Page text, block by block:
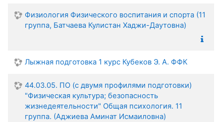
Физиология Физического воспитания и спорта (11
группа, Батчаева Кулистан Хаджи-Даутовна)
Лыжная подготовка 1 курс Кубеков Э. А. ФФК
44.03.05. ПО (с двумя профилями подготовки)
"Физическая культура; безопасность
жизнедеятельности" Общая психология. 11
группа. (Аджиева Аминат Исмаиловна)